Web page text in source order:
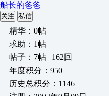
船长的爸爸
关注 私信
精华：0帖
求助：1帖
帖子：7帖 | 162回
年度积分：950
历史总积分：1146